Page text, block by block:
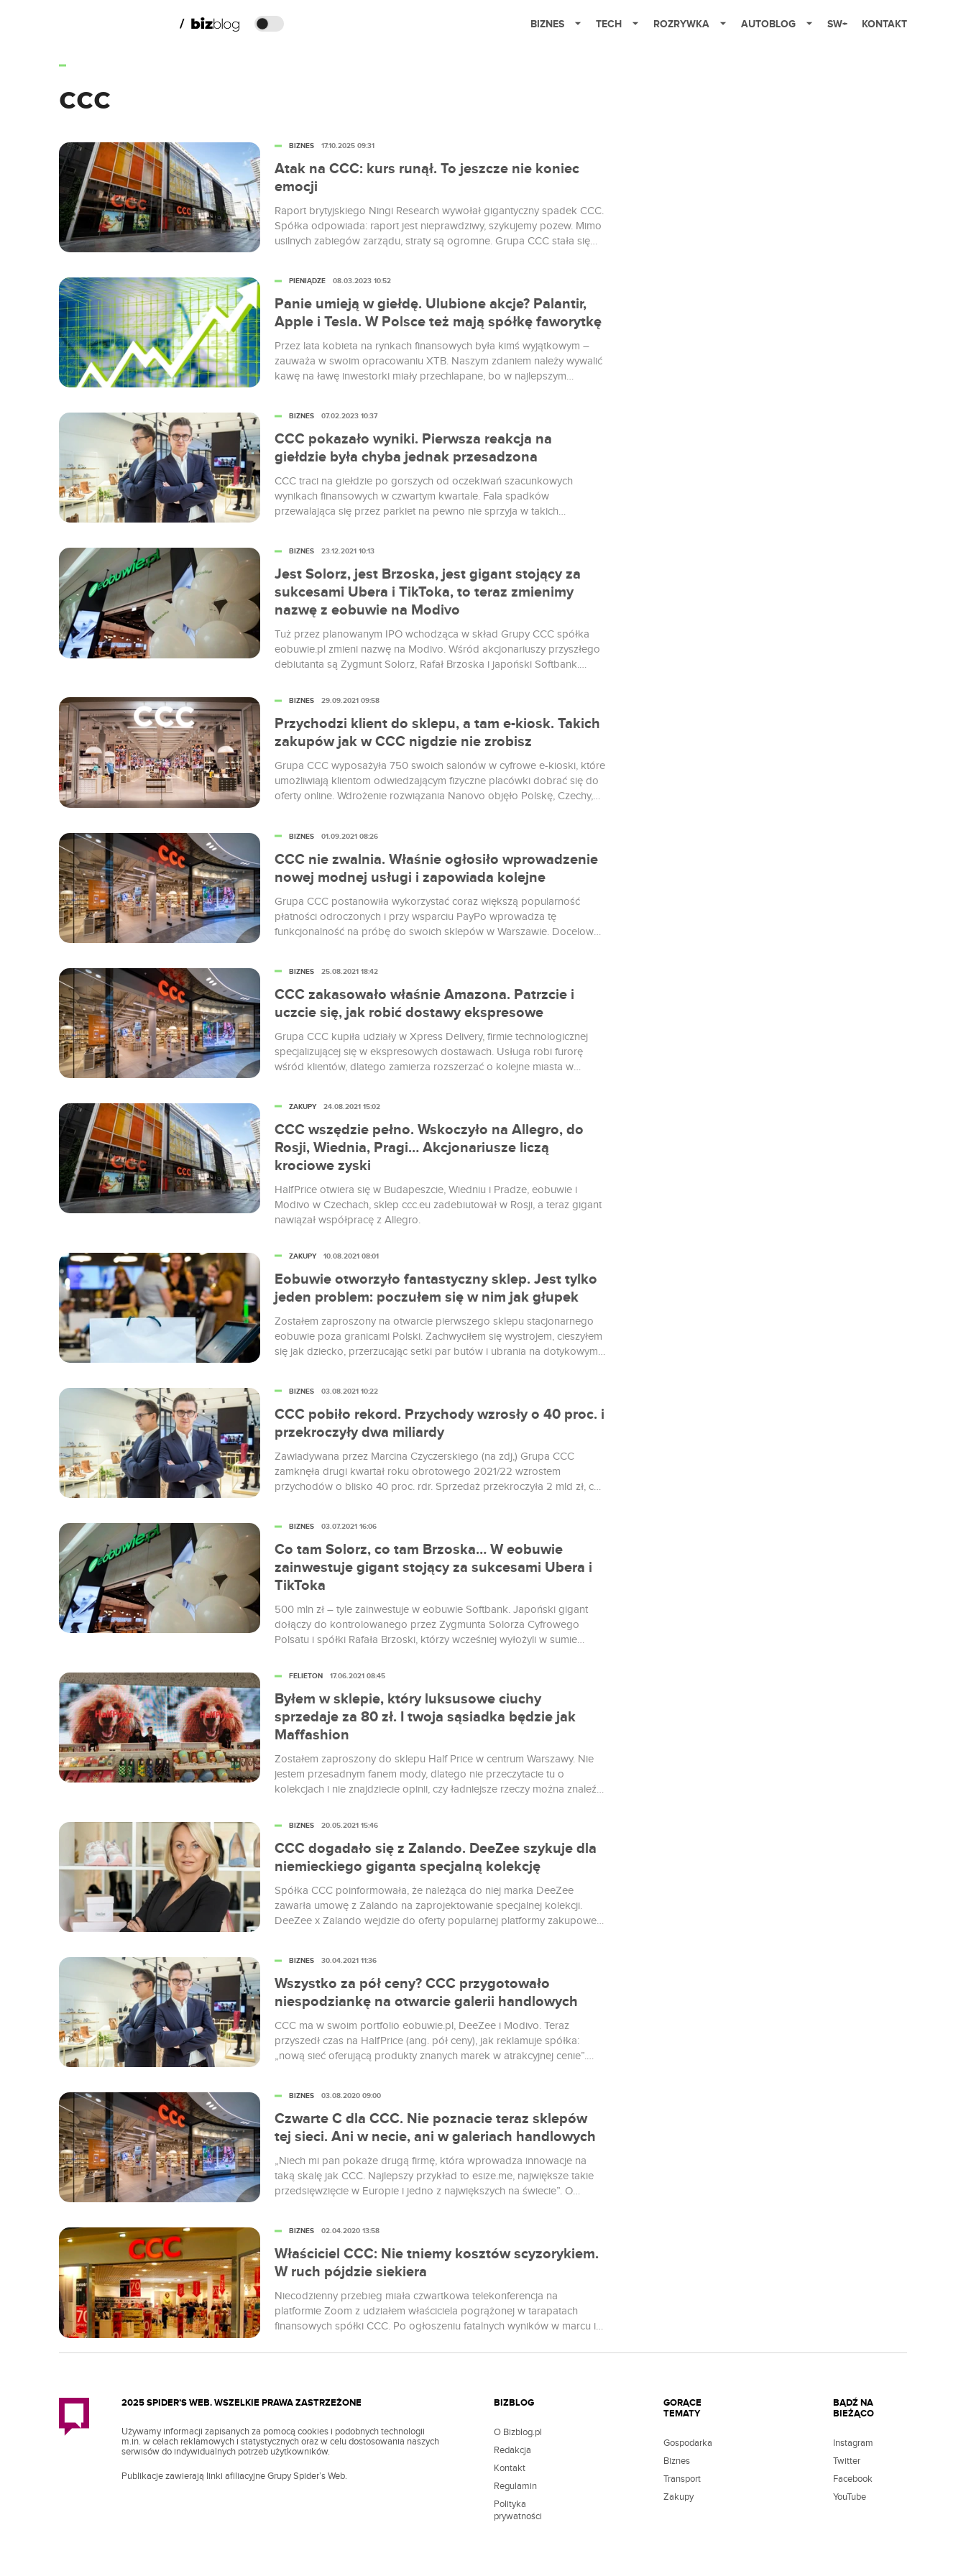
BIZNES TECH ROZRYWKA AUTOBLOG SW+ KONTAKT
ccc
Atak na CCC: kurs runął. To jeszcze nie koniec
emocji
Raport brytyjskiego Ningi Research wywołał gigantyczny spadek CCC.
Spółka odpowiada: raport jest nieprawdziwy, szykujemy pozew. Mimo
usilnych zabiegów zarządu, straty są ogromne. Grupa CCC stała się
sprzedaży. Kurs akcji spadł chwilowo o ponad 10 proc. do 131,55 zł,...
BIZNES 17.10.2025 09:31
Panie umieją w giełdę. Ulubione akcje? Palantir,
Apple i Tesla. W Polsce też mają spółkę faworytkę
Przez lata kobieta na rynkach finansowych była kimś wyjątkowym –
zauważa w swoim opracowaniu XTB. Naszym zdaniem należy wywalić
kawę na ławę inwestorki miały przechlapane, bo w najlepszym
inwestorów z roku na rok jest coraz wyższy. Kim jest typowa
inwestorka? Fot. Gerd Altmann / Pixabay.
PIENIĄDZE 08.03.2023 10:52
CCC pokazało wyniki. Pierwsza reakcja na
giełdzie była chyba jednak przesadzona
CCC traci na giełdzie po gorszych od oczekiwań szacunkowych
wynikach finansowych w czwartym kwartale. Fala spadków
przewalająca się przez parkiet na pewno nie sprzyja w takich
BIZNES 07.02.2023 10:37
Jest Solorz, jest Brzoska, jest gigant stojący za
sukcesami Ubera i TikToka, to teraz zmienimy
nazwę z eobuwie na Modivo
Tuż przez planowanym IPO wchodząca w skład Grupy CCC spółka
eobuwie.pl zmieni nazwę na Modivo. Wśród akcjonariuszy przyszłego
debiutanta są Zygmunt Solorz, Rafał Brzoska i japoński Softbank.
BIZNES 23.12.2021 10:13
Przychodzi klient do sklepu, a tam e-kiosk. Takich
zakupów jak w CCC nigdzie nie zrobisz
Grupa CCC wyposażyła 750 swoich salonów w cyfrowe e-kioski, które
umożliwiają klientom odwiedzającym fizyczne placówki dobrać się do
oferty online. Wdrożenie rozwiązania Nanovo objęło Polskę, Czechy,
BIZNES 29.09.2021 09:58
CCC nie zwalnia. Właśnie ogłosiło wprowadzenie
nowej modnej usługi i zapowiada kolejne
Grupa CCC postanowiła wykorzystać coraz większą popularność
płatności odroczonych i przy wsparciu PayPo wprowadza tę
funkcjonalność na próbę do swoich sklepów w Warszawie. Docelowo
BIZNES 01.09.2021 08:26
CCC zakasowało właśnie Amazona. Patrzcie i
uczcie się, jak robić dostawy ekspresowe
Grupa CCC kupiła udziały w Xpress Delivery, firmie technologicznej
specjalizującej się w ekspresowych dostawach. Usługa robi furorę
wśród klientów, dlatego zamierza rozszerzać o kolejne miasta w
BIZNES 25.08.2021 18:42
CCC wszędzie pełno. Wskoczyło na Allegro, do
Rosji, Wiednia, Pragi… Akcjonariusze liczą
krociowe zyski
HalfPrice otwiera się w Budapeszcie, Wiedniu i Pradze, eobuwie i
Modivo w Czechach, sklep ccc.eu zadebiutował w Rosji, a teraz gigant
nawiązał współpracę z Allegro.
ZAKUPY 24.08.2021 15:02
Eobuwie otworzyło fantastyczny sklep. Jest tylko
jeden problem: poczułem się w nim jak głupek
Zostałem zaproszony na otwarcie pierwszego sklepu stacjonarnego
eobuwie poza granicami Polski. Zachwyciłem się wystrojem, cieszyłem
się jak dziecko, przerzucając setki par butów i ubrania na dotykowym
zakupów.
ZAKUPY 10.08.2021 08:01
CCC pobiło rekord. Przychody wzrosły o 40 proc. i
przekroczyły dwa miliardy
Zawiadywana przez Marcina Czyczerskiego (na zdj,) Grupa CCC
zamknęła drugi kwartał roku obrotowego 2021/22 wzrostem
przychodów o blisko 40 proc. rdr. Sprzedaż przekroczyła 2 mld zł, co
We wtorek na otwarciu akcje spółki wzrosły o ponad 1 proc. do...
BIZNES 03.08.2021 10:22
Co tam Solorz, co tam Brzoska… W eobuwie
zainwestuje gigant stojący za sukcesami Ubera i
TikToka
500 mln zł – tyle zainwestuje w eobuwie Softbank. Japoński gigant
dołączy do kontrolowanego przez Zygmunta Solorza Cyfrowego
Polsatu i spółki Rafała Brzoski, którzy wcześniej wyłożyli w sumie
BIZNES 03.07.2021 16:06
Byłem w sklepie, który luksusowe ciuchy
sprzedaje za 80 zł. I twoja sąsiadka będzie jak
Maffashion
Zostałem zaproszony do sklepu Half Price w centrum Warszawy. Nie
jestem przesadnym fanem mody, dlatego nie przeczytacie tu o
kolekcjach i nie znajdziecie opinii, czy ładniejsze rzeczy można znaleźć
FELIETON 17.06.2021 08:45
CCC dogadało się z Zalando. DeeZee szykuje dla
niemieckiego giganta specjalną kolekcję
Spółka CCC poinformowała, że należąca do niej marka DeeZee
zawarła umowę z Zalando na zaprojektowanie specjalnej kolekcji.
DeeZee x Zalando wejdzie do oferty popularnej platformy zakupowej
BIZNES 20.05.2021 15:46
Wszystko za pół ceny? CCC przygotowało
niespodziankę na otwarcie galerii handlowych
CCC ma w swoim portfolio eobuwie.pl, DeeZee i Modivo. Teraz
przyszedł czas na HalfPrice (ang. pół ceny), jak reklamuje spółka:
„nową sieć oferującą produkty znanych marek w atrakcyjnej cenie”.
BIZNES 30.04.2021 11:36
Czwarte C dla CCC. Nie poznacie teraz sklepów
tej sieci. Ani w necie, ani w galeriach handlowych
„Niech mi pan pokaże drugą firmę, która wprowadza innowacje na
taką skalę jak CCC. Najlepszy przykład to esize.me, największe takie
przedsięwzięcie w Europie i jedno z największych na świecie”. O
opowiada Bizblog.pl Piotr Pawłowski, CIO CCC i mózg digitalizacji
jednej z największych polskich spółek.
BIZNES 03.08.2020 09:00
Właściciel CCC: Nie tniemy kosztów scyzorykiem.
W ruch pójdzie siekiera
Niecodzienny przebieg miała czwartkowa telekonferencja na
platformie Zoom z udziałem właściciela pogrążonej w tarapatach
finansowych spółki CCC. Po ogłoszeniu fatalnych wyników w marcu i
słowach, zapowiedział gwałtowne cięcia kosztów działalności firmy.
BIZNES 02.04.2020 13:58
2025 SPIDER’S WEB. WSZELKIE PRAWA ZASTRZEŻONE
Używamy informacji zapisanych za pomocą cookies i podobnych technologii
m.in. w celach reklamowych i statystycznych oraz w celu dostosowania naszych
serwisów do indywidualnych potrzeb użytkowników.
Publikacje zawierają linki afiliacyjne Grupy Spider’s Web.
BIZBLOG
O Bizblog.pl
Redakcja
Kontakt
Regulamin
Polityka
prywatności
GORĄCE
TEMATY
Gospodarka
Biznes
Transport
Zakupy
BĄDŹ NA
BIEŻĄCO
Instagram
Twitter
Facebook
YouTube